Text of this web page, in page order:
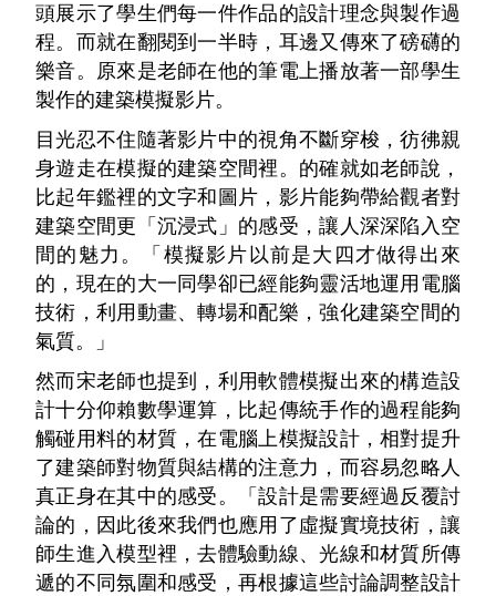
頭展示了學生們每一件作品的設計理念與製作過
程。而就在翻閱到一半時，耳邊又傳來了磅礴的
樂音。原來是老師在他的筆電上播放著一部學生
製作的建築模擬影片。
目光忍不住隨著影片中的視角不斷穿梭，彷彿親
身遊走在模擬的建築空間裡。的確就如老師說，
比起年鑑裡的文字和圖片，影片能夠帶給觀者對
建築空間更「沉浸式」的感受，讓人深深陷入空
間的魅力。「模擬影片以前是大四才做得出來
的，現在的大一同學卻已經能夠靈活地運用電腦
技術，利用動畫、轉場和配樂，強化建築空間的
氣質。」
然而宋老師也提到，利用軟體模擬出來的構造設
計十分仰賴數學運算，比起傳統手作的過程能夠
觸碰用料的材質，在電腦上模擬設計，相對提升
了建築師對物質與結構的注意力，而容易忽略人
真正身在其中的感受。「設計是需要經過反覆討
論的，因此後來我們也應用了虛擬實境技術，讓
師生進入模型裡，去體驗動線、光線和材質所傳
遞的不同氛圍和感受，再根據這些討論調整設計